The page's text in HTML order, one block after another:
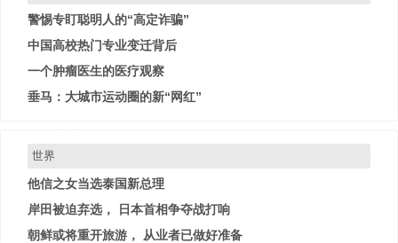
警惕专盯聪明人的“高定诈骗”
中国高校热门专业变迁背后
一个肿瘤医生的医疗观察
垂马：大城市运动圈的新“网红”
世界
他信之女当选泰国新总理
岸田被迫弃选， 日本首相争夺战打响
朝鲜或将重开旅游， 从业者已做好准备